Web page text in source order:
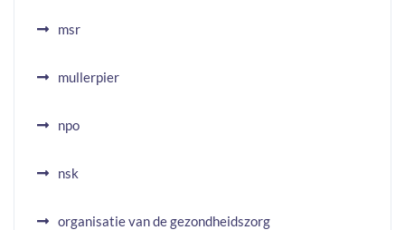
msr
mullerpier
npo
nsk
organisatie van de gezondheidszorg